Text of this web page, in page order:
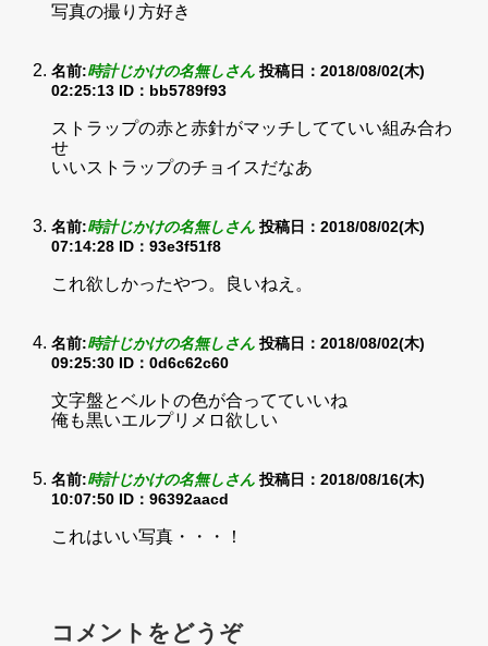
写真の撮り方好き
名前:時計じかけの名無しさん 投稿日：2018/08/02(木)
02:25:13 ID：bb5789f93
ストラップの赤と赤針がマッチしてていい組み合わ
せ
いいストラップのチョイスだなあ
名前:時計じかけの名無しさん 投稿日：2018/08/02(木)
07:14:28 ID：93e3f51f8
これ欲しかったやつ。良いねえ。
名前:時計じかけの名無しさん 投稿日：2018/08/02(木)
09:25:30 ID：0d6c62c60
文字盤とベルトの色が合ってていいね
俺も黒いエルプリメロ欲しい
名前:時計じかけの名無しさん 投稿日：2018/08/16(木)
10:07:50 ID：96392aacd
これはいい写真・・・！
コメントをどうぞ